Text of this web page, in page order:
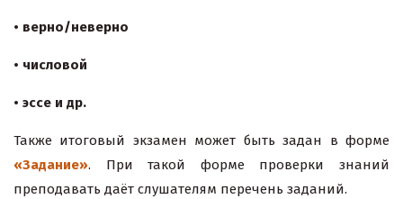
• верно/неверно
• числовой
• эссе и др.
Также итоговый экзамен может быть задан в форме
«Задание». При такой форме проверки знаний
преподавать даёт слушателям перечень заданий.